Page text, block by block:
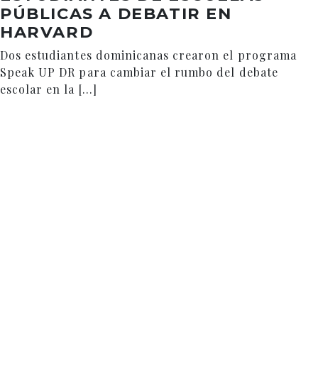
PÚBLICAS A DEBATIR EN
HARVARD
Dos estudiantes dominicanas crearon el programa
Speak UP DR para cambiar el rumbo del debate
escolar en la […]